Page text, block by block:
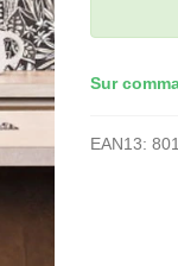
Sur
EAN13: